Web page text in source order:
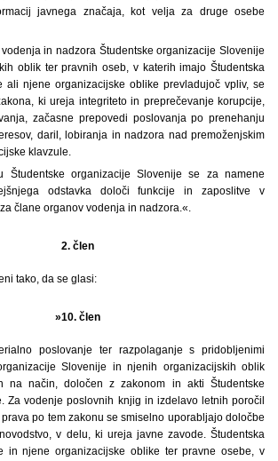
javnega značaja, kot velja za druge osebe
in nadzora Študentske organizacije Slovenije
oblik ter pravnih oseb, v katerih imajo Študentska
ali njene organizacijske oblike prevladujoč vpliv, se
ki ureja integriteto in preprečevanje korupcije,
začasne prepovedi poslovanja po prenehanju
daril, lobiranja in nadzora nad premoženjskim
klavzule.
Študentske organizacije Slovenije se za namene
odstavka določi funkcije in zaposlitve v
člane organov vodenja in nadzora.«.
2. člen
tako, da se glasi:
»10. člen
poslovanje ter razpolaganje s pridobljenimi
Slovenije in njenih organizacijskih oblik
na način, določen z zakonom in akti Študentske
Za vodenje poslovnih knjig in izdelavo letnih poročil
po tem zakonu se smiselno uporabljajo določbe
v delu, ki ureja javne zavode. Študentska
in njene organizacijske oblike ter pravne osebe, v